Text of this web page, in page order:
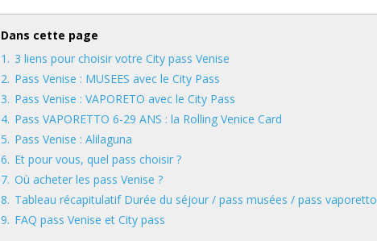
Dans cette page
1. 3 liens pour choisir votre City pass Venise
2. Pass Venise : MUSEES avec le City Pass
3. Pass Venise : VAPORETO avec le City Pass
4. Pass VAPORETTO 6-29 ANS : la Rolling Venice Card
5. Pass Venise : Alilaguna
6. Et pour vous, quel pass choisir ?
7. Où acheter les pass Venise ?
8. Tableau récapitulatif Durée du séjour / pass musées / pass vaporetto
9. FAQ pass Venise et City pass